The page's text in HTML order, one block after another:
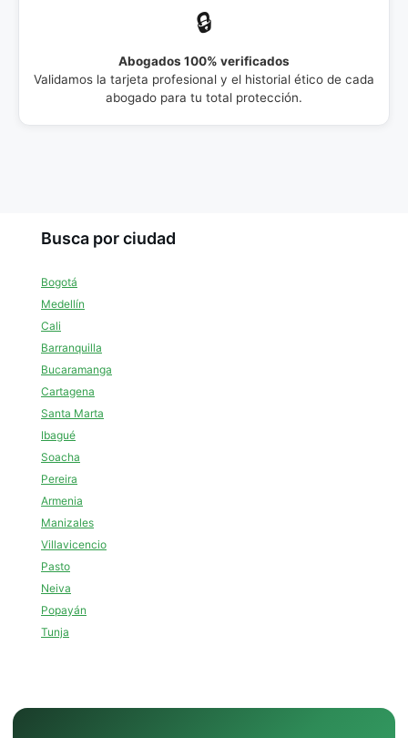
🔒
Abogados 100% verificados
Validamos la tarjeta profesional y el historial ético de cada
abogado para tu total protección.
Busca por ciudad
Bogotá
Medellín
Cali
Barranquilla
Bucaramanga
Cartagena
Santa Marta
Ibagué
Soacha
Pereira
Armenia
Manizales
Villavicencio
Pasto
Neiva
Popayán
Tunja